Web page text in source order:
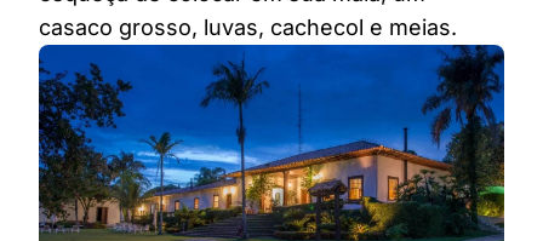
casaco grosso, luvas, cachecol e meias.